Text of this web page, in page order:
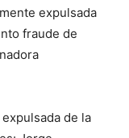
expulsada
fraude de
de la